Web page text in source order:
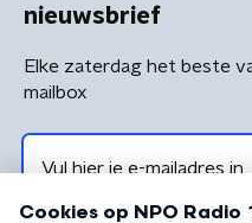
nieuwsbrief
Elke zaterdag het beste
mailbox